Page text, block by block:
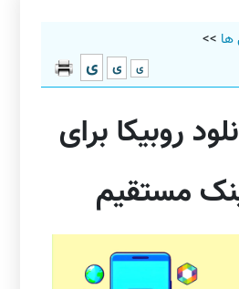
ها >>
ی ی ی
روبیکا برای
مستقیم